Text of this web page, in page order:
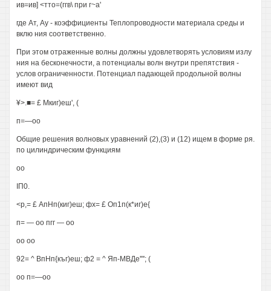
ив=ив] <тто=(ггв\ при г~а'
где Ат, Ау - коэффициенты Теплопроводности материала среды и
вклю ния соответственно.
При этом отраженные волны должны удовлетворять условиям излу
ния на бесконечности, а потенциалы волн внутри препятствия -
услов ограниченности. Потенциал падающей продольной волны
имеют вид
¥>.■= £ Мкиг)еш', (
п=—оо
Общие решения волновых уравнений (2),(3) и (12) ищем в форме ря.
по цилиндрическим функциям
оо
IП0.
<р,= £ АпНп(киг)еш; фх= £ Оп1п(к*иг)е{
п= — оо пгг — оо
оо оо
92= ^ ВпНп{къг)еш; ф2 = ^ Яп-МВДе'"'; (
оо п=—оо